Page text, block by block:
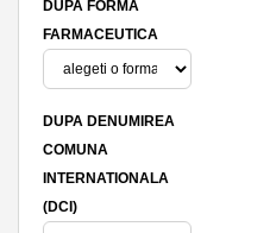
DUPA FORMA
FARMACEUTICA
DUPA DENUMIREA
COMUNA
INTERNATIONALA
(DCI)